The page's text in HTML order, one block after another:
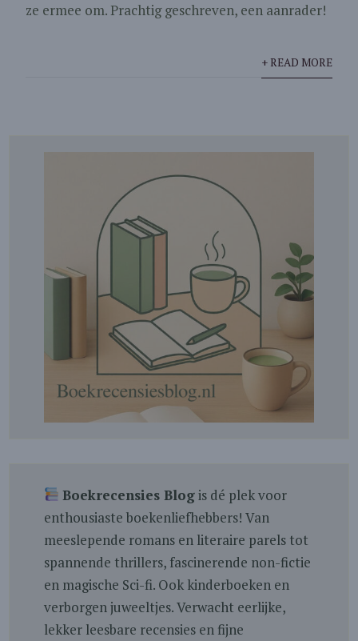
ze ermee om. Prachtig geschreven, een aanrader!
+ READ MORE
Boekrecensies Blogis dé plek voor
enthousiaste boekenliefhebbers! Van
meeslepende romans en literaire parels tot
spannende thrillers, fascinerende non-fictie
en magische Sci-fi. Ook kinderboeken en
verborgen juweeltjes. Verwacht eerlijke,
lekker leesbare recensies en fijne